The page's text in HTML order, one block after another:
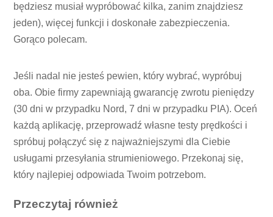
będziesz musiał wypróbować kilka, zanim znajdziesz
jeden), więcej funkcji i doskonałe zabezpieczenia.
Gorąco polecam.
Jeśli nadal nie jesteś pewien, który wybrać, wypróbuj
oba. Obie firmy zapewniają gwarancję zwrotu pieniędzy
(30 dni w przypadku Nord, 7 dni w przypadku PIA). Oceń
każdą aplikację, przeprowadź własne testy prędkości i
spróbuj połączyć się z najważniejszymi dla Ciebie
usługami przesyłania strumieniowego. Przekonaj się,
który najlepiej odpowiada Twoim potrzebom.
Przeczytaj również